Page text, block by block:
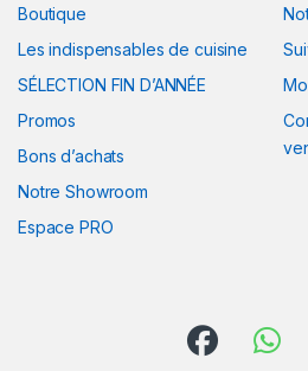
Boutique
Les indispensables de cuisine
SÉLECTION FIN D’ANNÉE
Promos
Bons d’achats
Notre Showroom
Espace PRO